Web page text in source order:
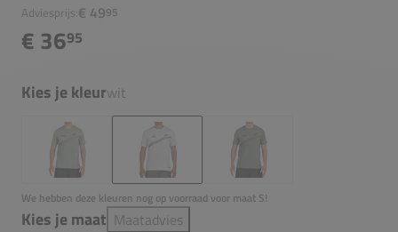
Adviesprijs:€ 4995
€ 3695
Kies je kleurwit
We hebben deze kleuren nog op voorraad voor maat S!
Kies je maat Maatadvies